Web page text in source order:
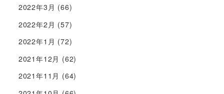
2022年3月 (66)
2022年2月 (57)
2022年1月 (72)
2021年12月 (62)
2021年11月 (64)